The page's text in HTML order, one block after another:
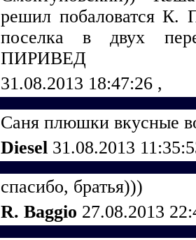
решил побаловатся К.
поселка в двух
ПИРИВЕД
31.08.2013 18:47:26 ,
Саня плюшки вкусные
Diesel 31.08.2013
спасибо, братья)))
R. Baggio 27.08.2013